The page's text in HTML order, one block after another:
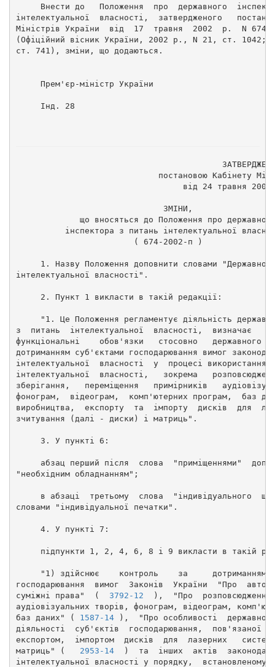
Внести до   Положення  про  державного
інтелектуальної  власності,  затвердженого
Міністрів України  від  17  травня  2002  р.  N
(Офіційний вісник України, 2002 р., N 21, ст.
ст. 741), зміни, що додаються.
Прем'єр-міністр України
     Інд. 28
постановою Кабінету
від 24 травня
                              ЗМІНИ,
що вносяться до Положення про
інспектора з питань інтелектуальної
                        ( 674-2002-п )
1. Назву Положення доповнити словами
інтелектуальної власності".
     2. Пункт 1 викласти в такій редакції:
"1. Це Положення регламентує діяльність
з  питань  інтелектуальної  власності,  визначає
функціональні    обов'язки   стосовно   державного
дотриманням суб'єктами господарювання вимог
інтелектуальної  власності  у  процесі
інтелектуальної  власності,   зокрема
зберігання,   переміщення   примірників
фонограм,  відеограм,  комп'ютерних програм,  баз
виробництва,  експорту  та  імпорту  дисків  для
зчитування (далі - диски) і матриць".
     3. У пункті 6:
абзац перший після  слова  "приміщеннями"
"необхідним обладнанням";
в абзаці  третьому  слова  "індивідуального
словами "індивідуальної печатки".
     4. У пункті 7:
підпункти 1, 2, 4, 6, 8 і 9 викласти в такій
"1) здійснює    контроль    за     дотриманням
господарювання  вимог  Законів  України  "Про
суміжні права"  ( 3792-12
),  "Про
аудіовізуальних творів, фонограм, відеограм,
баз даних" ( 1587-14 ),  "Про особливості
діяльності  суб'єктів  господарювання,  пов'язаної
експортом,  імпортом  дисків  для  лазерних
матриць" ( 2953-14
)  та  інших  актів
інтелектуальної власності у порядку,  встановленому